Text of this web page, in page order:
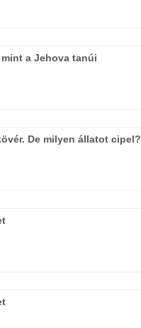
a Jehova tanúi
De milyen állatot cipel?